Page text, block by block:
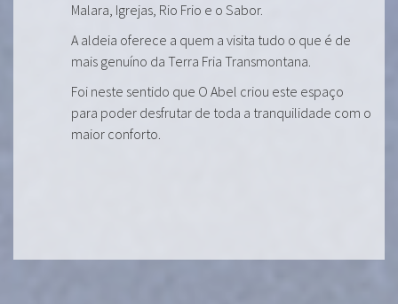
Malara, Igrejas, Rio Frio e o Sabor.
A aldeia oferece a quem a visita tudo o que é de
mais genuíno da Terra Fria Transmontana.
Foi neste sentido que O Abel criou este espaço
para poder desfrutar de toda a tranquilidade com o
maior conforto.